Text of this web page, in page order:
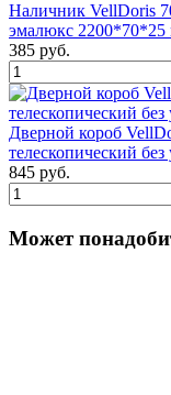
Наличник VellDoris
эмалюкс
385 руб.
Дверной короб
телескопический
845 руб.
Может